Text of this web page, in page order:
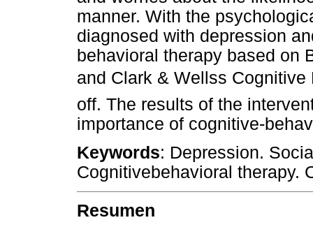
manner. With the
diagnosed with depression
behavioral therapy based on
and Clark & Wellss
off. The results of the
importance of cognitive-
Keywords: Depression.
Cognitivebehavioral therapy.
Resumen